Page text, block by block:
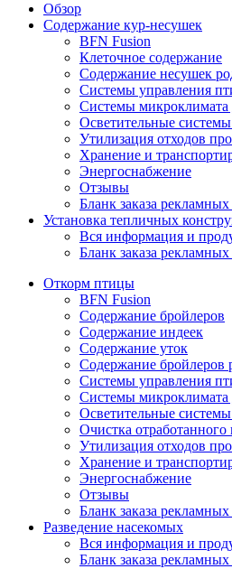
Обзор
Содержание кур-несушек
BFN Fusion
Клеточное содержание
Содержание несушек
Системы управления
Системы микроклимата
Осветительные
Утилизация отходов
Хранение и
Энергоснабжение
Отзывы
Бланк заказа
Установка тепличных
Вся информация и
Бланк заказа
Откорм птицы
BFN Fusion
Содержание бройлеров
Содержание индеек
Содержание уток
Содержание бройлеров
Системы управления
Системы микроклимата
Осветительные
Очистка отработанного
Утилизация отходов
Хранение и
Энергоснабжение
Отзывы
Бланк заказа
Разведение насекомых
Вся информация и
Бланк заказа